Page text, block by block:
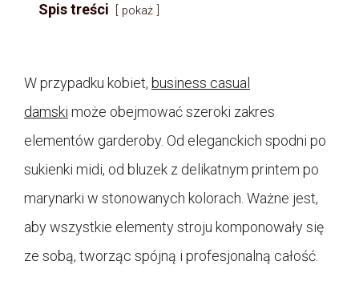
Spis treści pokaż
W przypadku kobiet, business casual
damski może obejmować szeroki zakres
elementów garderoby. Od eleganckich spodni po
sukienki midi, od bluzek z delikatnym printem po
marynarki w stonowanych kolorach. Ważne jest,
aby wszystkie elementy stroju komponowały się
ze sobą, tworząc spójną i profesjonalną całość.